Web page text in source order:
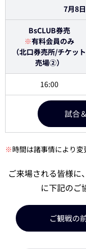
7月8
BsCLUB券売
※有料会員のみ
（北口券売所/チケット
売場②）
16:00
試合
※時間は諸事情により変
ご来場される皆様に
に下記のご
ご観戦の